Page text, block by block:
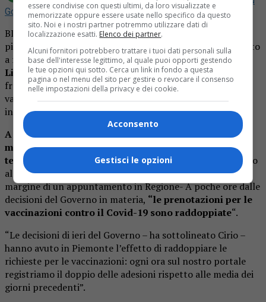
Google
BIELLA – Anche Biella oggi,sabato 24 luglio
piazza contro i vaccini. Un comitato sponsateo ha chiamato
a raccolta i biellesi alleore 17 in piazza Martiri della
Libertà. Gli slogan sono quelli che ormai si sentono di
frequente: contro passaporto schiavitù, contro obblighi
vaccinali, contro la truffa covid, contro la dittatura
instaurata, per la libertà”.
A fronte di una minoranza che protesta, c’è una
maggioranza silenziosa che segue le direttive dei
tecnici.
“In Piemonte è già visibile un effetto Draghi legato
al Green Pass – lo ha detto il governatore Alberto Cirio, a
margine di un appuntamento in Regione- A poche ore dalle
decisioni del Governo in materia, “le prenotazioni per le
vaccinazioni contro il Covid-19 sono raddoppiate“.
“Le decisioni di ieri del Governo – ha sottolineato Cirio –
hanno avuto in Piemonte l’effetto di raddoppiare le
richieste per le vaccinazioni: ogni ora sul nostro portale
registriamo il doppio delle adesioni rispetto alle media dei
giorni precedenti”.
essere condivise con questi ultimi, da loro visualizzate e
memorizzate oppure essere usate nello specifico da questo
sito. Noi e i nostri partner potremmo utilizzare dati di
localizzazione esatti. Elenco dei partner.
Alcuni fornitori potrebbero trattare i tuoi dati personali sulla
base dell'interesse legittimo, al quale puoi opporti gestendo
le tue opzioni qui sotto. Cerca un link in fondo a questa
pagina o nel menu del sito per gestire o revocare il consenso
nelle impostazioni della privacy e dei cookie.
Acconsento
Gestisci le opzioni